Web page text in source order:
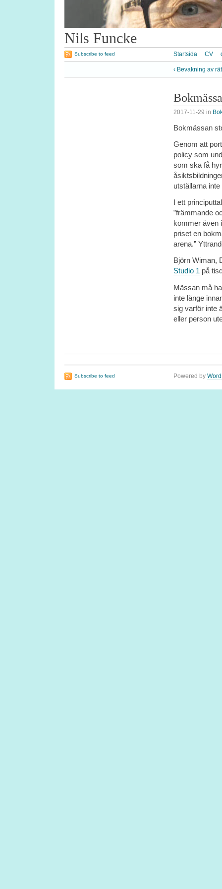
Nils Funcke
Startsida CV
Subscribe to feed
‹ Bevakning av
2017-11-29 in
Bokmässan
Genom att
policy som
som ska få
utställarna
I ett
”främmande
kommer även
priset en
arena.”
Björn Wiman,
Studio 1 på
Mässan må
inte länge
sig varför inte
eller person
Subscribe to feed Powered by